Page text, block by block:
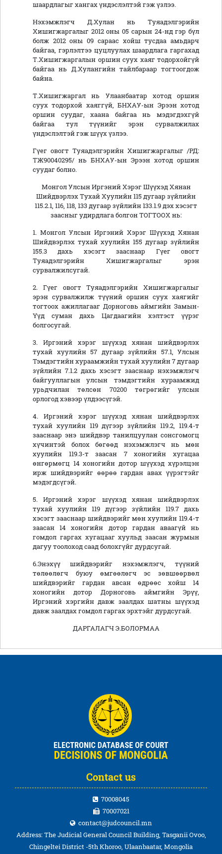
шаардлагыг хангах үндэслэлтэй гэж үзлээ.
Нэхэмжлэгч Д.Хулан нь Туяадэлгэрийн
Хишигжаргалыг 2012 оны 05 сарын 24-нд гэр бүл
болж 2012 оны 09 сараас хойш тусдаа амьдарч
байгаа, гэрлэлтээ цуцлуулах шаардлага гаргахад
Т.Хишигжаргалын оршин суух хаяг тодорхойгүй
байгаа нь Д.Хулангийн тайлбараар тогтоогдож
байна.
Т.Хишигжаргал нь Улаанбаатар хотод оршин
суух тодорхой хаяггүй, БНХАУ-ын Эрээн хотод
оршин суудаг, хаана байгаа нь мэдэгдэхгүй
байгаа тул түүнийг эрэн сурвалжилах
үндэслэлтэй гэж шүүх үзлээ.
Гүег овогт Туяадэлгэрийн Хишигжаргалыг /РД:
ТЖ90040295/ нь БНХАУ-ын Эрээн хотод оршин
суудаг болно.
Монгол Улсын Иргэний Хэрэг Шүүхэд Хянан
Шийдвэрлэх Тухай Хуулийн 115 дугаар зүйлийн
115.2.1, 116, 118, 133 дугаар зүйлийн 133.1.9 дэх хэсэгт
заасныг удирдлага болгон ТОГТООХ нь:
1. Монгол Улсын Иргэний Хэрэг Шүүхэд Хянан
Шийдвэрлэх тухай хуулийн 155 дугаар зүйлийн
155.3 дахь хэсэгт зааснаар Гүег овогт
Туяадэлгэрийн Хишигжаргалыг эрэн
сурвалжилсугай.
2. Гүег овогт Туяадэлгэрийн Хишигжаргалыг
эрэн сурвалжилж түүний оршин суух хаягийг
тогтоох ажиллагааг Дорноговь аймгийн Замын-
Үүд суман дахь Цагдаагийн хэлтэст үүрэг
болгосугай.
3. Иргэний хэрэг шүүхэд хянан шийдвэрлэх
тухай хуулийн 57 дугаар зүйлийн 57.1, Улсын
Тэмдэгтийн хураамжийн тухай хуулийн 7 дугаар
зүйлийн 7.1.2 дахь хэсэгт зааснаар нэхэмжлэгч
байгууллагын улсын тэмдэгтийн хураамжид
урьдчилан төлсөн 70200 төгрөгийг улсын
орлогод хэвээр үлдээсүгэй.
4. Иргэний хэрэг шүүхэд хянан шийдвэрлэх
тухай хуулийн 119 дүгээр зүйлийн 119.2, 119.4-т
зааснаар энэ шийдвэр танилцуулан сонсгомогц
хүчинтэй болох бөгөөд нэхэмжлэгч нь мөн
хуулийн 119.3-т заасан 7 хоногийн хугацаа
өнгөрмөгц 14 хоногийн дотор шүүхэд хүрэлцэн
ирж шийдвэрийг өөрөө гардан авах үүрэгтэйг
мэдэгдсүгэй.
5. Иргэний хэрэг шүүхэд хянан шийдвэрлэх
тухай хуулийн 119 дүгээр зүйлийн 119.7 дахь
хэсэгт зааснаар шийдвэрийг мөн хуулийн 119.4-т
заасан 14 хоногийн дотор гардан аваагүй нь
гомдол гаргах хугацааг хуульд заасан журмын
дагуу тоолоход саад болохгүйг дурдсугай.
6.Энэхүү шийдвэрийг нэхэмжлэгч, түүний
төлөөлөгч буюу өмгөөлөгч эс зөвшөөрвөл
шийдвэрийг гардан авсан өдрөөс хойш 14
хоногийн дотор Дорноговь аймгийн Эрүү,
Иргэний хэргийн давж заалдах шатны шүүхэд
давж заалдах гомдол гаргах эрхтэйг дурдсугай.
ДАРГАЛАГЧ Э.БОЛОРМАА
Contact us
70008045
70007021
contact@judcouncil.mn
Address: The Judicial General Council Building, Tasganii Ovoo,
Chingeltei District -5th Khoroo, Ulaanbaatar, Mongolia